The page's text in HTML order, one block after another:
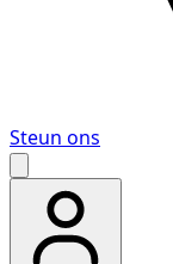
Steun ons